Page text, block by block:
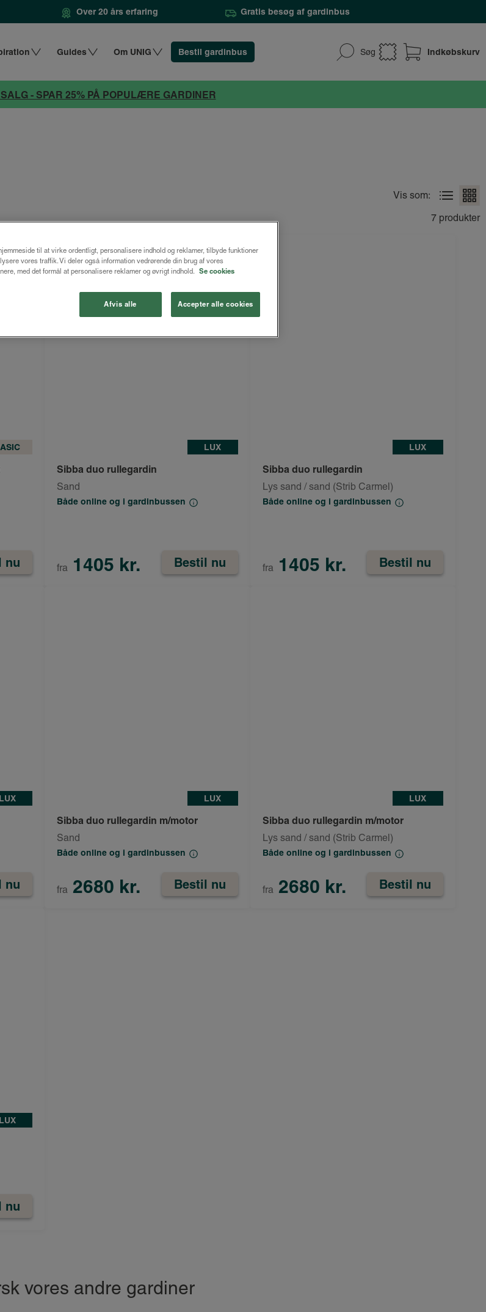
Over 20 års erfaring Gratis besøg af gardinbus
Søg Indkøbskurv
Guides Om UNIG Bestil gardinbus
- SPAR 25% PÅ POPULÆRE GARDINER
Vis som:
7 produkter
nu
LUX
Sibba duo rullegardin
Sand
Både online og i gardinbussen
fra 1405 kr. Bestil nu
LUX
Sibba duo rullegardin
Lys sand / sand (Strib Carmel)
Både online og i gardinbussen
fra 1405 kr. Bestil nu
LUX
nu
LUX
Sibba duo rullegardin m/motor
Sand
Både online og i gardinbussen
fra 2680 kr. Bestil nu
LUX
Sibba duo rullegardin m/motor
Lys sand / sand (Strib Carmel)
Både online og i gardinbussen
fra 2680 kr. Bestil nu
LUX
nu
vores andre gardiner
til at virke ordentligt, personalisere indhold og reklamer, tilbyde funktioner
vores traffik. Vi deler også information vedrørende din brug af vores
med det formål at personalisere reklamer og øvrigt indhold. Se cookies
Afvis alle Accepter alle cookies